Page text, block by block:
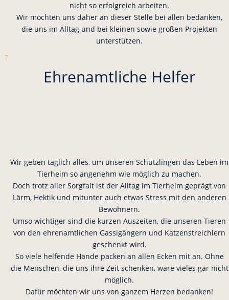
nicht so erfolgreich arbeiten.
Wir möchten uns daher an dieser Stelle bei allen bedanken,
die uns im Alltag und bei kleinen sowie großen Projekten
unterstützen.
7
Ehrenamtliche Helfer
Wir geben täglich alles, um unseren Schützlingen das Leben im
Tierheim so angenehm wie möglich zu machen.
Doch trotz aller Sorgfalt ist der Alltag im Tierheim geprägt von
Lärm, Hektik und mitunter auch etwas Stress mit den anderen
Bewohnern.
Umso wichtiger sind die kurzen Auszeiten, die unseren Tieren
von den ehrenamtlichen Gassigängern und Katzenstreichlern
geschenkt wird.
So viele helfende Hände packen an allen Ecken mit an. Ohne
die Menschen, die uns ihre Zeit schenken, wäre vieles gar nicht
möglich.
Dafür möchten wir uns von ganzem Herzen bedanken!